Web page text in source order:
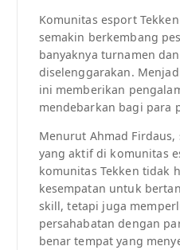
Komunitas esport
semakin berkembang
banyaknya turnamen
diselenggarakan.
ini memberikan
mendebarkan bagi para
Menurut Ahmad
yang aktif di komunitas
komunitas Tekken tidak
kesempatan untuk
skill, tetapi juga
persahabatan dengan
benar tempat yang